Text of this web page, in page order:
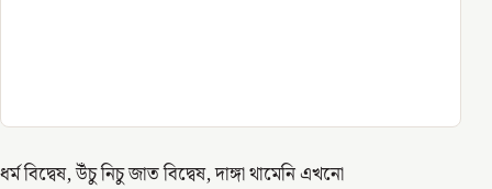
ধর্ম বিদ্বেষ, উঁচু নিচু জাত বিদ্বেষ, দাঙ্গা থামেনি এখনো